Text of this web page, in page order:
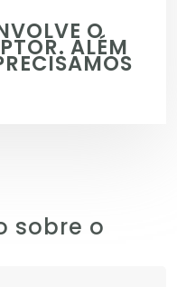
O
ALÉM
sobre o